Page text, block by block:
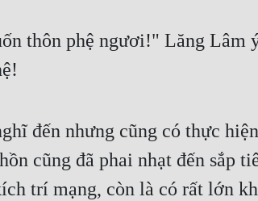
thôn phệ ngươi!" Lăng Lâm
đến nhưng cũng có thực
cũng đã phai nhạt đến sắp
trí mạng, còn là có rất lớn